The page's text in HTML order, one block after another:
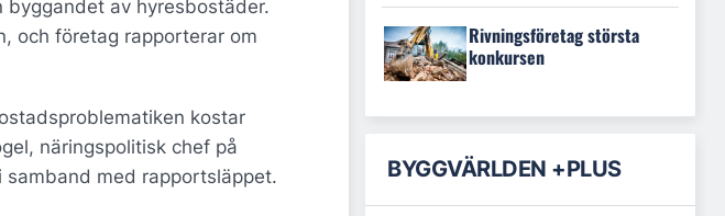
byggandet av hyresbostäder.
och företag rapporterar om
kostar
näringspolitisk chef på
med rapportsläppet.
Rivningsföretag största
konkursen
BYGGVÄRLDEN +PLUS